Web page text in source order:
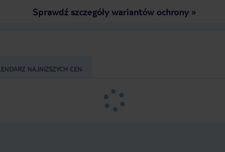
Sprawdź szczegóły wariantów ochrony»
NAJNIŻSZYCH CEN